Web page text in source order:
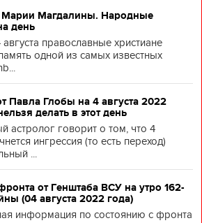
Марии Магдалины. Народные
день
православные христиане
одной из самых известных
Павла Глобы на 4 августа 2022
делать в этот день
астролог говорит о том, что 4
ингрессия (то есть переход)
...
от Генштаба ВСУ на утро 162-
(04 августа 2022 года)
информация по состоянию с фронта